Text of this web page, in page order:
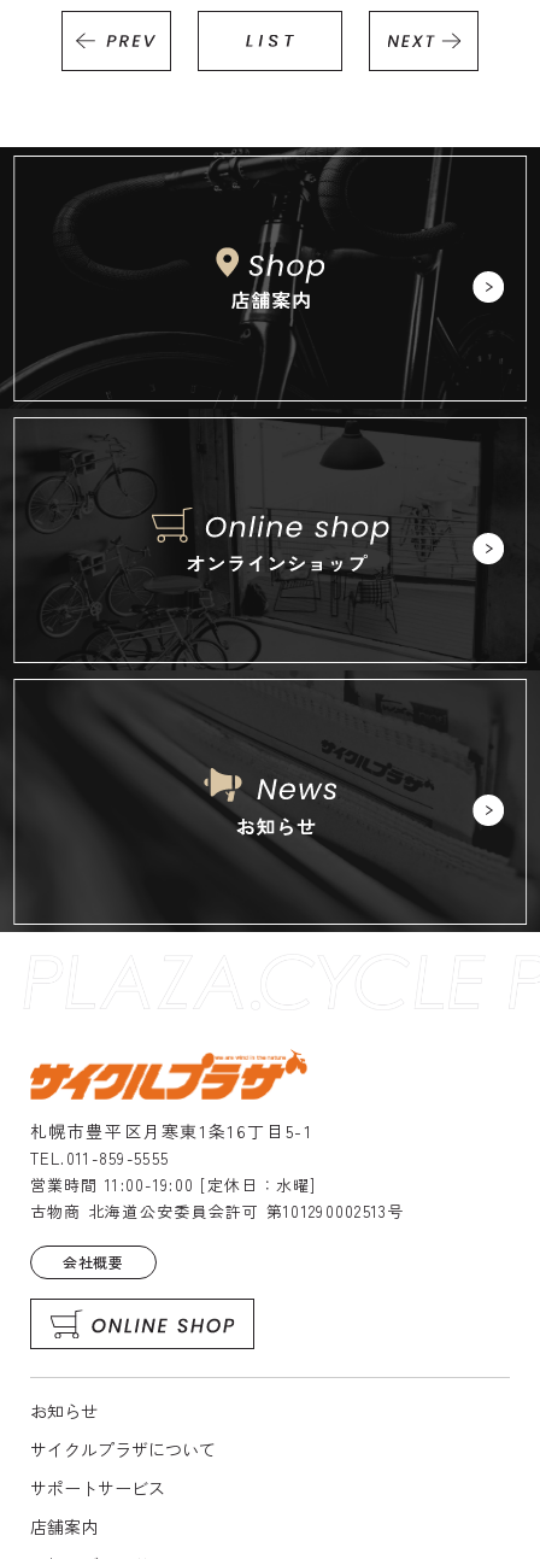
札幌市豊平区月寒東1条16丁目5-1
TEL.011-859-5555
営業時間 11:00-19:00 [定休日：水曜]
古物商 北海道公安委員会許可 第101290002513号
会社概要
お知らせ
サイクルプラザについて
サポートサービス
店舗案内